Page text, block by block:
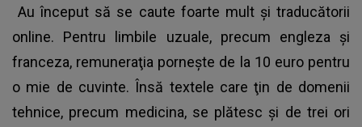
Au început să se caute foarte mult şi traducătorii
online. Pentru limbile uzuale, precum engleza şi
franceza, remuneraţia porneşte de la 10 euro pentru
o mie de cuvinte. Însă textele care ţin de domenii
tehnice, precum medicina, se plătesc şi de trei ori